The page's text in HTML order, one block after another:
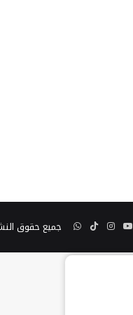
جميع حقوق النشر لينكدإنيوتيوبانستقرامTikTokواتساب